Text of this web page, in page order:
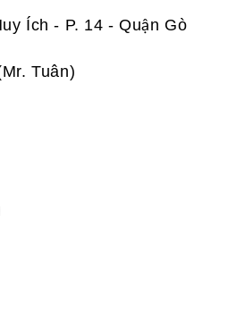
Ích - P. 14 - Quận Gò
Tuân)